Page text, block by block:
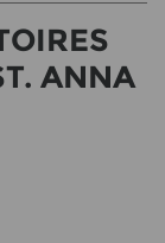
ANNA